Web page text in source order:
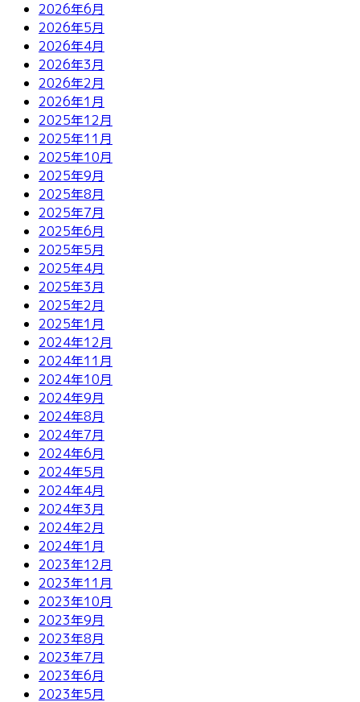
2026年6月
2026年5月
2026年4月
2026年3月
2026年2月
2026年1月
2025年12月
2025年11月
2025年10月
2025年9月
2025年8月
2025年7月
2025年6月
2025年5月
2025年4月
2025年3月
2025年2月
2025年1月
2024年12月
2024年11月
2024年10月
2024年9月
2024年8月
2024年7月
2024年6月
2024年5月
2024年4月
2024年3月
2024年2月
2024年1月
2023年12月
2023年11月
2023年10月
2023年9月
2023年8月
2023年7月
2023年6月
2023年5月